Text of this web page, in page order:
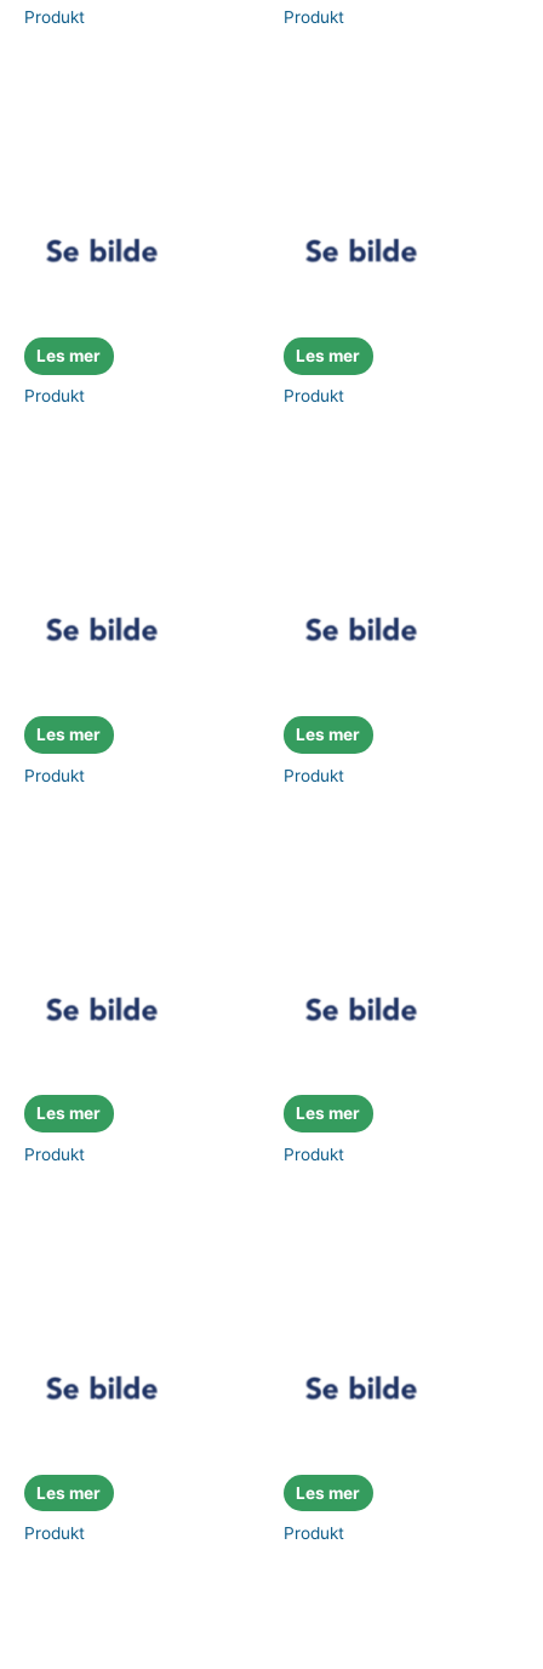
Produkt Produkt
Les mer
Produkt
Les mer
Produkt
Les mer
Produkt
Les mer
Produkt
Les mer
Produkt
Les mer
Produkt
Les mer
Produkt
Les mer
Produkt